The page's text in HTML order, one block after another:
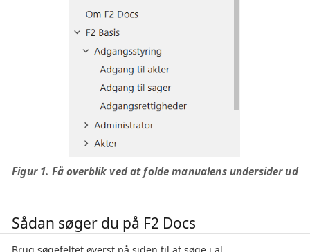
Figur 1. Få overblik ved at folde manualens undersider ud
Sådan søger du på F2 Docs